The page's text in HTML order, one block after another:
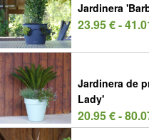
Jardinera
23.95 € -
Jardinera de
Lady'
20.95 € -